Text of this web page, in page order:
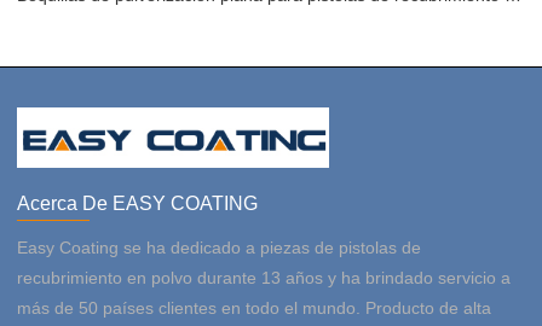
Acerca De EASY COATING
Easy Coating se ha dedicado a piezas de pistolas de
recubrimiento en polvo durante 13 años y ha brindado servicio a
más de 50 países clientes en todo el mundo. Producto de alta